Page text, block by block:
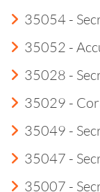
35054 -
35052 -
35028 -
35029 -
35049 -
35047 -
35007 -